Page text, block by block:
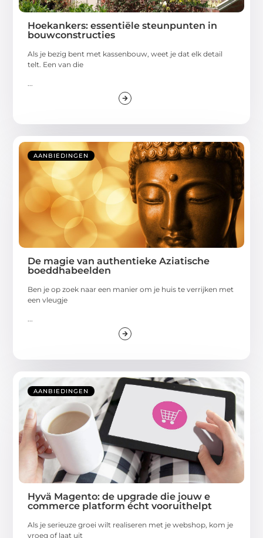
Hoekankers: essentiële steunpunten in
bouwconstructies
Als je bezig bent met kassenbouw, weet je dat elk detail
telt. Een van die
...
AANBIEDINGEN
De magie van authentieke Aziatische
boeddhabeelden
Ben je op zoek naar een manier om je huis te verrijken met
een vleugje
...
AANBIEDINGEN
Hyvä Magento: de upgrade die jouw e
commerce platform écht vooruithelpt
Als je serieuze groei wilt realiseren met je webshop, kom je
vroeg of laat uit